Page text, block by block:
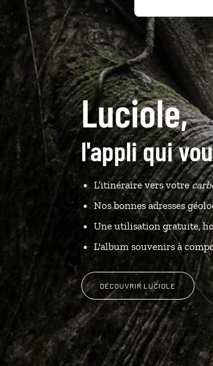
Luciole,
l'appli qui
L’itinéraire vers votre
Nos bonnes adresses
Une utilisation gratuite,
L'album souvenirs à
DÉCOUVRIR LUCIOLE